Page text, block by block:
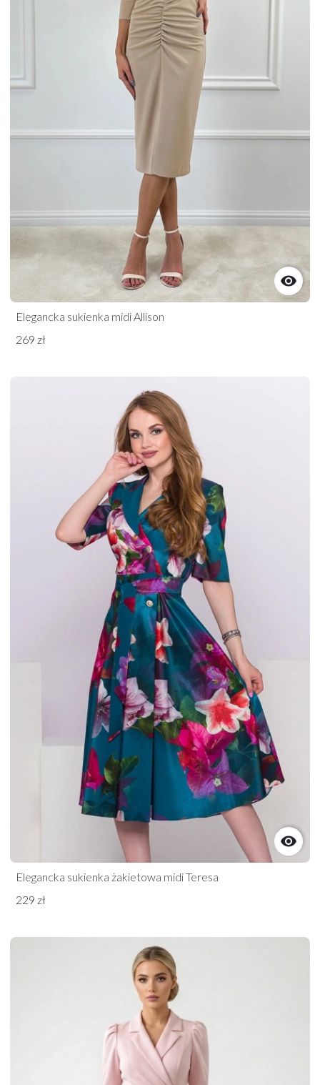

Elegancka sukienka midi Allison
269 zł

Elegancka sukienka żakietowa midi Teresa
229 zł